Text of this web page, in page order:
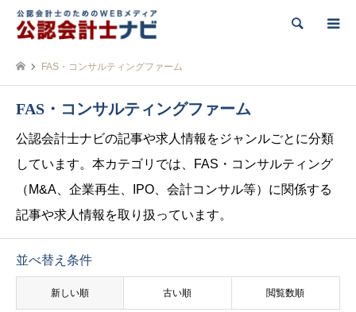
検索
FAS・コンサルティングファーム
FAS・コンサルティングファーム
公認会計士ナビの記事や求人情報をジャンルごとに分類
しています。本カテゴリでは、FAS・コンサルティング
（M&A、企業再生、IPO、会計コンサル等）に関係する
記事や求人情報を取り扱っています。
並べ替え条件
新しい順 古い順 閲覧数順